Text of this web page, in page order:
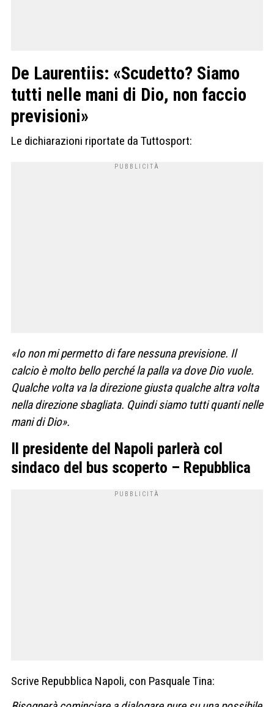
De Laurentiis: «Scudetto? Siamo
tutti nelle mani di Dio, non faccio
previsioni»
Le dichiarazioni riportate da Tuttosport:
«Io non mi permetto di fare nessuna previsione. Il
calcio è molto bello perché la palla va dove Dio vuole.
Qualche volta va la direzione giusta qualche altra volta
nella direzione sbagliata. Quindi siamo tutti quanti nelle
mani di Dio».
Il presidente del Napoli parlerà col
sindaco del bus scoperto – Repubblica
Scrive Repubblica Napoli, con Pasquale Tina: